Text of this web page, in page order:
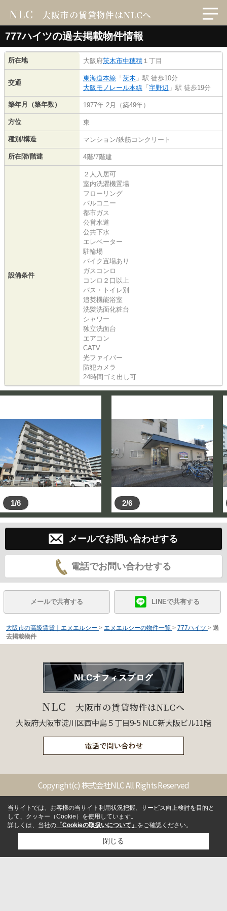
NLC 大阪市の賃貸物件はNLCへ
777ハイツの過去掲載物件情報
所在地 大阪府茨木市中穂積 １丁目
交通
東海道本線 「 茨木 」駅 徒歩10分
大阪モノレール本線 「 宇野辺 」駅 徒歩19分
築年月（築年数） 1977年 2月（築49年）
方位 東
種別/構造 マンション/鉄筋コンクリート
所在階/階建 4階/7階建
設備条件
２人入居可
室内洗濯機置場
フローリング
バルコニー
都市ガス
公営水道
公共下水
エレベーター
駐輪場
バイク置場あり
ガスコンロ
コンロ２口以上
バス・トイレ別
追焚機能浴室
洗髪洗面化粧台
シャワー
独立洗面台
エアコン
CATV
光ファイバー
防犯カメラ
24時間ゴミ出し可
1/6 2/6
メールでお問い合わせする
電話でお問い合わせする
メールで共有する LINEで共有する
大阪市の高級賃貸｜エヌエルシー > エヌエルシーの物件一覧 > 777ハイツ > 過
去掲載物件
NLC 大阪市の賃貸物件はNLCへ
大阪府大阪市淀川区西中島５丁目9-5 NLC新大阪ビル11階
Copyright(c) 株式会社NLC All Rights Reserved
当サイトでは、お客様の当サイト利用状況把握、サービス向上検討を目的と
して、クッキー（Cookie）を使用しています。
詳しくは、当社の 「Cookieの取扱いについて」 をご確認ください。
閉じる